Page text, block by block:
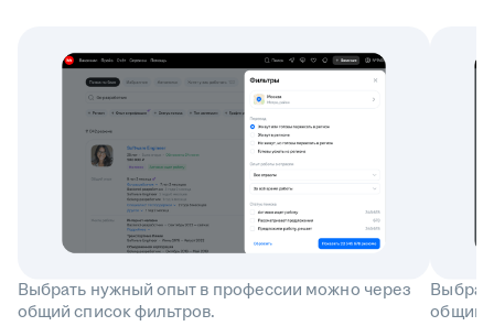
Выбрать нужный опыт в профессии можно через
общий список фильтров.
общий